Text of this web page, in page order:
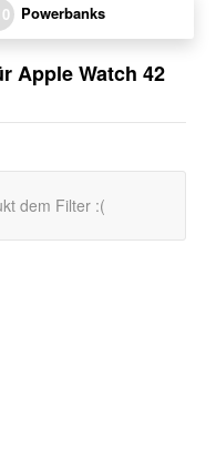
Powerbanks
Apple Watch 42
dem Filter :(